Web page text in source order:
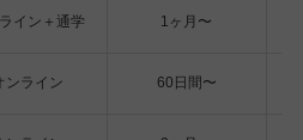
イン＋通学 1ヶ月〜
ンライン 60日間〜